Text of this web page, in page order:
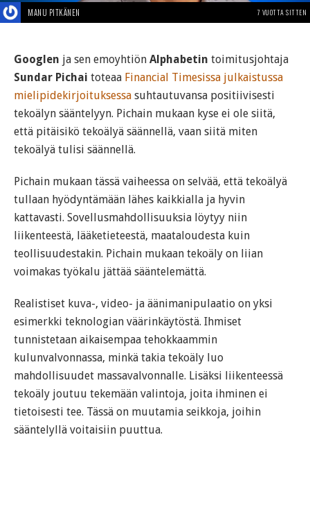
MANU PITKÄNEN 7 VUOTTA SITTEN
Googlen ja sen emoyhtiön Alphabetin toimitusjohtaja
Sundar Pichai toteaa Financial Timesissa julkaistussa
mielipidekirjoituksessa suhtautuvansa positiivisesti
tekoälyn sääntelyyn. Pichain mukaan kyse ei ole siitä,
että pitäisikö tekoälyä säännellä, vaan siitä miten
tekoälyä tulisi säännellä.
Pichain mukaan tässä vaiheessa on selvää, että tekoälyä
tullaan hyödyntämään lähes kaikkialla ja hyvin
kattavasti. Sovellusmahdollisuuksia löytyy niin
liikenteestä, lääketieteestä, maataloudesta kuin
teollisuudestakin. Pichain mukaan tekoäly on liian
voimakas työkalu jättää sääntelemättä.
Realistiset kuva-, video- ja äänimanipulaatio on yksi
esimerkki teknologian väärinkäytöstä. Ihmiset
tunnistetaan aikaisempaa tehokkaammin
kulunvalvonnassa, minkä takia tekoäly luo
mahdollisuudet massavalvonnalle. Lisäksi liikenteessä
tekoäly joutuu tekemään valintoja, joita ihminen ei
tietoisesti tee. Tässä on muutamia seikkoja, joihin
sääntelyllä voitaisiin puuttua.